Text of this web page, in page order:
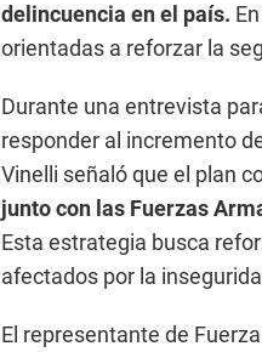
delincuencia en el país.
orientadas a reforzar la
Durante una entrevista
responder al incremento
Vinelli señaló que el plan
junto con las Fuerzas
Esta estrategia busca
afectados por la
El representante de